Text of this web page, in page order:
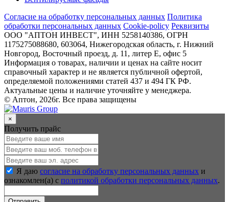
Согласие на обработку персональных данных Политика
обработки персональных данных Cookie-policy Реквизиты
ООО "АПТОН ИНВЕСТ", ИНН 5258140386, ОГРН
1175275088680, 603064, Нижегородская область, г. Нижний
Новгород, Восточный проезд, д. 11, литер Е, офис 5
Информация о товарах, наличии и ценах на сайте носит
справочный характер и не является публичной офертой,
определяемой положениями статей 437 и 494 ГК РФ.
Актуальные цены и наличие уточняйте у менеджера.
© Аптон, 2026г. Все права защищены
×
Получить прайс
Я даю согласие на обработку персональных данных и
ознакомлен(а) с политикой обработки персональных данных.